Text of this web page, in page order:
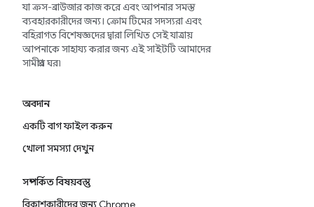
যা ক্রস-ব্রাউজার কাজ করে এবং আপনার সমস্ত
ব্যবহারকারীদের জন্য। ক্রোম টিমের সদস্যরা এবং
বহিরাগত বিশেষজ্ঞদের দ্বারা লিখিত সেই যাত্রায়
আপনাকে সাহায্য করার জন্য এই সাইটটি আমাদের
সামগ্রীর ঘর৷
অবদান
একটি বাগ ফাইল করুন
খোলা সমস্যা দেখুন
সম্পর্কিত বিষয়বস্তু
বিকাশকারীদের জন্য Chrome